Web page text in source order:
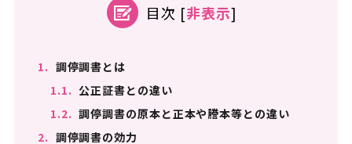
目次 [非表示]
1. 調停調書とは
1.1. 公正証書との違い
1.2. 調停調書の原本と正本や謄本等との違い
2. 調停調書の効力